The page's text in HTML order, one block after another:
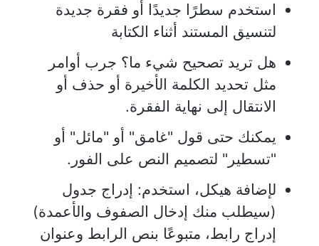
استخدم سطرًا جديدًا أو فقرة جديدة
لتنسيق المستند أثناء الكتابة
هل تريد تصحيح شيء ما؟ جرب أوامر
مثل تحديد الكلمة الأخيرة أو حذف أو
الانتقال إلى نهاية الفقرة.
يمكنك حتى قول "غامق" أو "مائل" أو
"تسطير" لتصميم النص على الفور.
لإضافة هيكل، استخدم: إدراج جدول
(سيطلب منك إدخال الصفوف والأعمدة)
إدراج رابط، متبوعًا بنص الرابط وعنوان